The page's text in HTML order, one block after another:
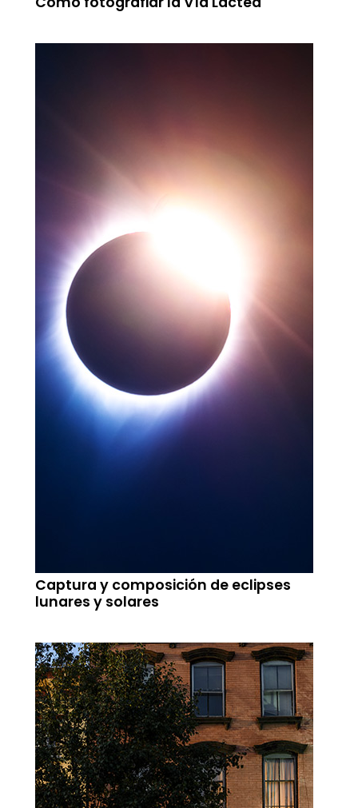
Captura y composición de eclipses
lunares y solares